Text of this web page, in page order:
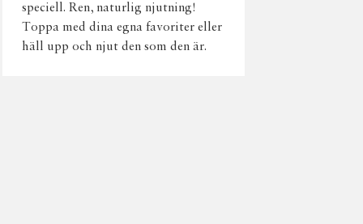
speciell. Ren, naturlig njutning!
Toppa med dina egna favoriter eller
häll upp och njut den som den är.